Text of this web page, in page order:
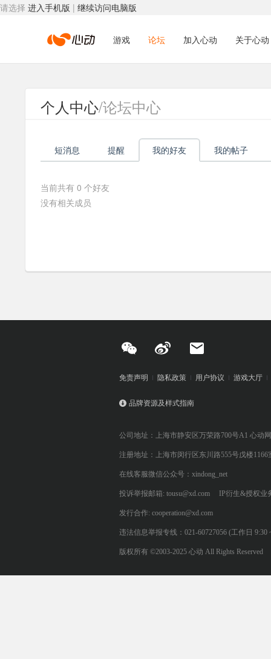
请选择 进入手机版 | 继续访问电脑版
心
动
络
游戏 论坛 加入心动 关于心动
个人中心/论坛中心
短消息 提醒 我的好友 我的帖子
当前共有 0 个好友
没有相关成员
免责声明 隐私政策 用户协议 游戏大厅
品牌资源及样式指南
公司地址：上海市静安区万荣路700号A1 心动
注册地址：上海市闵行区东川路555号戊楼1166
在线客服微信公众号：xindong_net
投诉举报邮箱: tousu@xd.com IP衍生&授权业
发行合作: cooperation@xd.com
违法信息举报专线：021-60727056 (工作日 9:30
版权所有 ©2003-2025 心动 All Rights Reserved